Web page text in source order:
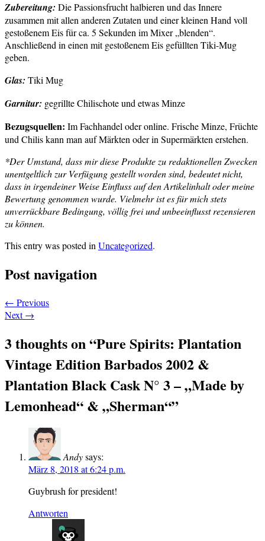
Zubereitung: Die Passionsfrucht halbieren und das Innere
zusammen mit allen anderen Zutaten und einer kleinen Hand voll
gestoßenem Eis für ca. 5 Sekunden im Mixer „blenden“.
Anschließend in einen mit gestoßenem Eis gefüllten Tiki-Mug
geben.
Glas: Tiki Mug
Garnitur: gegrillte Chilischote und etwas Minze
Bezugsquellen: Im Fachhandel oder online. Frische Minze, Früchte
und Chilis kann man auf Märkten oder in Supermärkten erstehen.
*Der Umstand, dass mir diese Produkte zu redaktionellen Zwecken
unentgeltlich zur Verfügung gestellt worden sind, bedeutet nicht,
dass in irgendeiner Weise Einfluss auf den Artikelinhalt oder meine
Bewertung genommen wurde. Vielmehr ist es für mich stets
unverrückbare Bedingung, völlig frei und unbeeinflusst rezensieren
zu können.
This entry was posted inUncategorized.
Post navigation
← Previous
Next→
3 thoughts on “Pure Spirits: Plantation
Vintage Edition Barbados 2002 &
Plantation Black Cask N° 3 – „Made by
Lemonhead“ & „Sherman“”
Andysays:
März 8, 2018 at 6:24 p.m.
Guybrush for president!
Antworten